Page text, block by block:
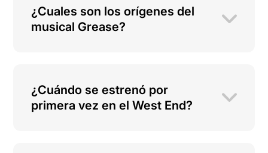
¿Cuales son los orígenes del
musical Grease?
¿Cuándo se estrenó por
primera vez en el West End?